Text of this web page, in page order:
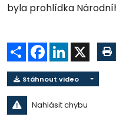
byla prohlídka
Sdílet Facebook
LinkedIn
Stáhnout video
Nahlásit chybu